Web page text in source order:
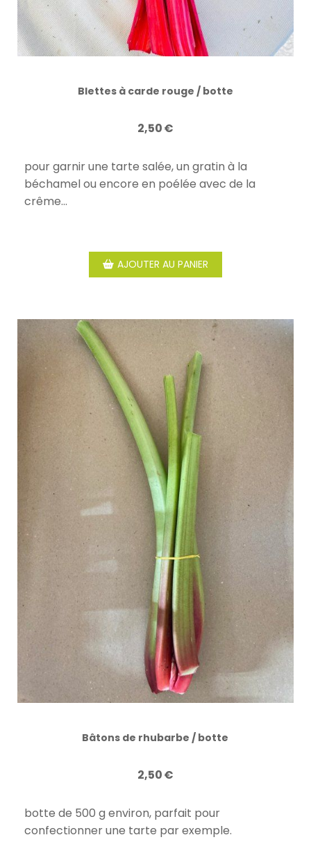
Blettes à carde rouge / botte
2,50€
pour garnir une tarte salée, un gratin à la
béchamel ou encore en poélée avec de la
crême...
AJOUTER AU PANIER
Bâtons de rhubarbe / botte
2,50€
botte de 500 g environ, parfait pour
confectionner une tarte par exemple.